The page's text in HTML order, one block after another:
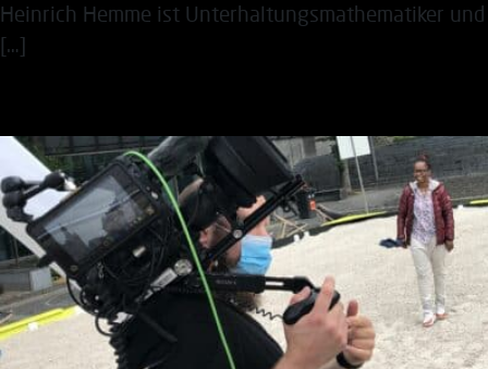
Heinrich Hemme ist Unterhaltungsmathematiker und
[…]